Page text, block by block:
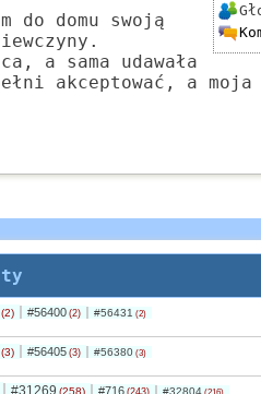
do domu swoją
a sama udawała
akceptować, a moja
(2) #56400 (2) #56431 (2)
(3) #56405 (3) #56380 (3)
#31269 (258) #716 (243) #32804 (216)